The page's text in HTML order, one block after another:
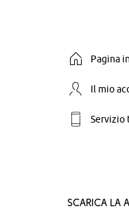
Pagina
Il mio
Servizio
Scarica la